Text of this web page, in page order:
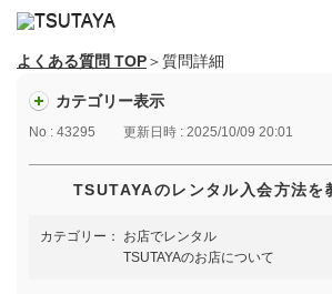
よくある質問 TOP＞質問詳細
カテゴリー表示
No : 43295 更新日時 : 2025/10/09 20:01
TSUTAYAのレンタル入会方法を
カテゴリー：
お店でレンタル
TSUTAYAのお店について